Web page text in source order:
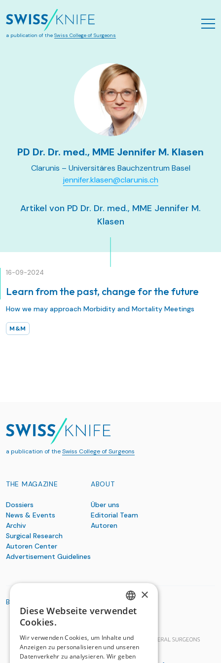
a publication of the Swiss College of Surgeons
PD Dr. Dr. med., MME Jennifer M. Klasen
Clarunis – Universitäres Bauchzentrum Basel
jennifer.klasen@clarunis.ch
Artikel von PD Dr. Dr. med., MME Jennifer M.
Klasen
16-09-2024
Learn from the past, change for the future
How we may approach Morbidity and Mortality Meetings
M&M
a publication of theSwiss College of Surgeons
THE MAGAZINE
Dossiers
News & Events
Archiv
Surgical Research
Autoren Center
Advertisement Guidelines
ABOUT
Über uns
Editorial Team
Autoren
BASIC ORGANIZATIONS
GERMAN
×
Diese Webseite verwendet
Cookies.
Wir verwenden Cookies, um Inhalte und
Anzeigen zu personalisieren und unseren
Datenverkehr zu analysieren. Wir geben